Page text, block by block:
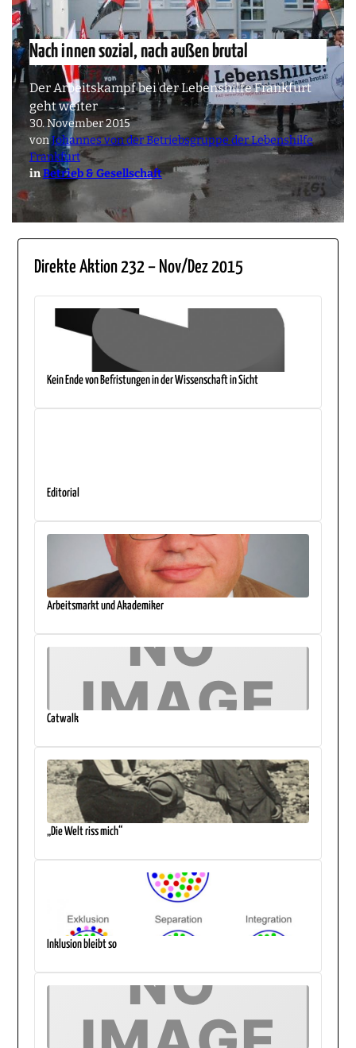
Nach innen sozial, nach außen brutal
Der Arbeitskampf bei der Lebenshilfe Frankfurt
geht weiter
30. November 2015
vonJohannes von der Betriebsgruppe der Lebenshilfe
Frankfurt
inBetrieb & Gesellschaft
Direkte Aktion 232 – Nov/Dez 2015
Kein Ende von Befristungen in der Wissenschaft in Sicht
Editorial
Arbeitsmarkt und Akademiker
Catwalk
„Die Welt riss mich“
Inklusion bleibt so